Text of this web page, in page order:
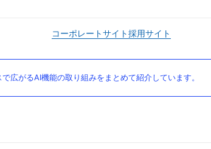
コーポレートサイト採用サイト
広がるAI機能の取り組みをまとめて紹介しています。